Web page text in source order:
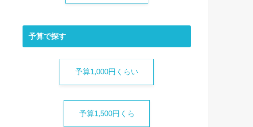
予算で探す
予算1,000円くらい
予算1,500円くら